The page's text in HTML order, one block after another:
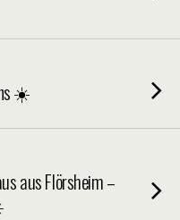
☀️
aus Flörsheim –